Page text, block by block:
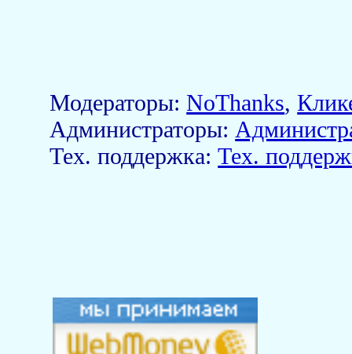
Модераторы:NoThanks,
Aдминистраторы:
Тех. поддержка:Тех.